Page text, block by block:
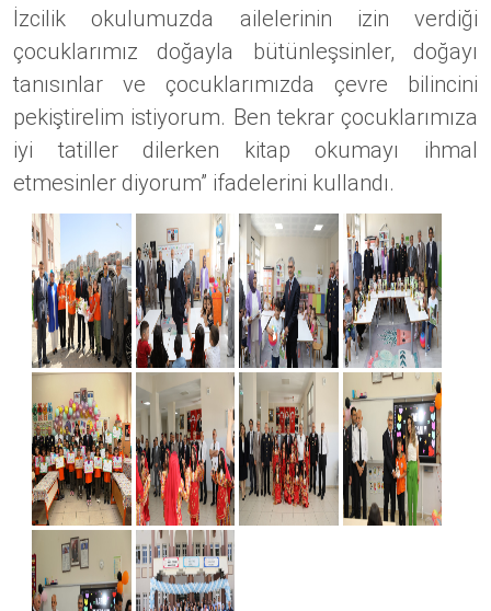
İzcilik okulumuzda ailelerinin izin verdiği
çocuklarımız doğayla bütünleşsinler, doğayı
tanısınlar ve çocuklarımızda çevre bilincini
pekiştirelim istiyorum. Ben tekrar çocuklarımıza
iyi tatiller dilerken kitap okumayı ihmal
etmesinler diyorum” ifadelerini kullandı.